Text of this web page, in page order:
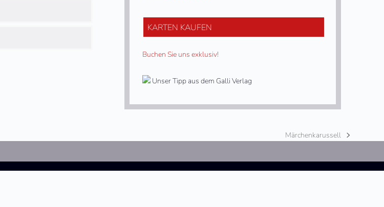
KARTEN KAUFEN
Buchen Sie uns exklusiv!
Unser Tipp aus dem Galli Verlag
Nächster
Märchenkarussell